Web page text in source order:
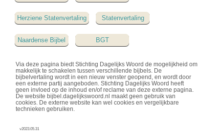
Herziene Statenvertaling Statenvertaling
Naardense Bijbel BGT
Via deze pagina biedt Stichting Dagelijks Woord de mogelijkheid om
makkelijk te schakelen tussen verschillende bijbels. De
bijbelvertaling wordt in een nieuw venster geopend, en wordt door
een externe partij aangeboden. Stichting Dagelijks Woord heeft
geen invloed op de inhoud en/of reclame van deze externe pagina.
De website bijbel.dagelijkswoord.nl maakt geen gebruik van
cookies. De externe website kan wel cookies en vergelijkbare
technieken gebruiken.
v2023.05.31